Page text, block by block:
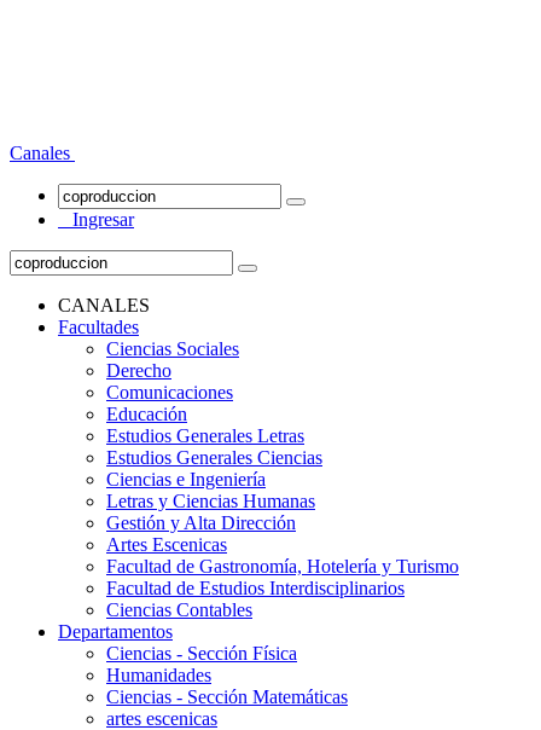
Canales
Ingresar
CANALES
Facultades
Ciencias Sociales
Derecho
Comunicaciones
Educación
Estudios Generales Letras
Estudios Generales Ciencias
Ciencias e Ingeniería
Letras y Ciencias Humanas
Gestión y Alta Dirección
Artes Escenicas
Facultad de Gastronomía, Hotelería y Turismo
Facultad de Estudios Interdisciplinarios
Ciencias Contables
Departamentos
Ciencias - Sección Física
Humanidades
Ciencias - Sección Matemáticas
artes escenicas